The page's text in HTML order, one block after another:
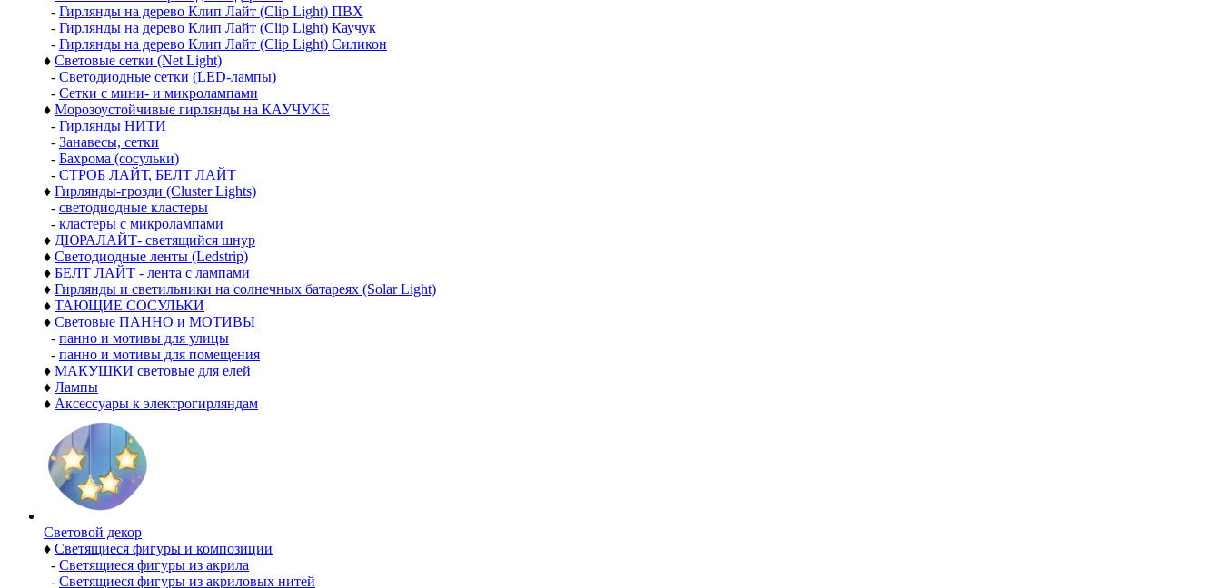
- Гирлянды на дерево Клип Лайт (Clip Light) ПВХ
- Гирлянды на дерево Клип Лайт (Clip Light) Каучук
- Гирлянды на дерево Клип Лайт (Clip Light) Силикон
♦ Световые сетки (Net Light)
- Светодиодные сетки (LED-лампы)
- Сетки с мини- и микролампами
♦ Морозоустойчивые гирлянды на КАУЧУКЕ
- Гирлянды НИТИ
- Занавесы, сетки
- Бахрома (сосульки)
- СТРОБ ЛАЙТ, БЕЛТ ЛАЙТ
♦ Гирлянды-грозди (Cluster Lights)
- светодиодные кластеры
- кластеры с микролампами
♦ ДЮРАЛАЙТ- светящийся шнур
♦ Светодиодные ленты (Ledstrip)
♦ БЕЛТ ЛАЙТ - лента с лампами
♦ Гирлянды и светильники на солнечных батареях (Solar Light)
♦ ТАЮЩИЕ СОСУЛЬКИ
♦ Световые ПАННО и МОТИВЫ
- панно и мотивы для улицы
- панно и мотивы для помещения
♦ МАКУШКИ световые для елей
♦ Лампы
♦ Аксессуары к электрогирляндам
Световой декор
♦ Светящиеся фигуры и композиции
- Светящиеся фигуры из акрила
- Светящиеся фигуры из акриловых нитей